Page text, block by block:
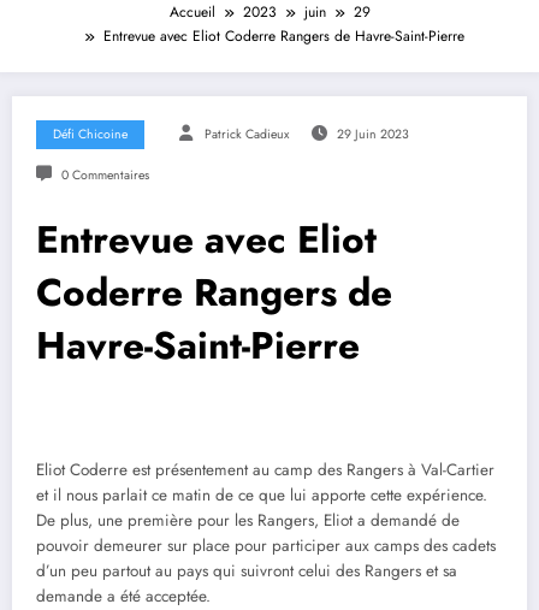
Accueil 2023 juin
29
Entrevue avec Eliot Coderre Rangers de Havre-Saint-Pierre
Défi Chicoine Patrick Cadieux 29 Juin 2023
0 Commentaires
Entrevue avec Eliot
Coderre Rangers de
Havre-Saint-Pierre
Eliot Coderre est présentement au camp des Rangers à Val-Cartier
et il nous parlait ce matin de ce que lui apporte cette expérience.
De plus, une première pour les Rangers, Eliot a demandé de
pouvoir demeurer sur place pour participer aux camps des cadets
d’un peu partout au pays qui suivront celui des Rangers et sa
demande a été acceptée.